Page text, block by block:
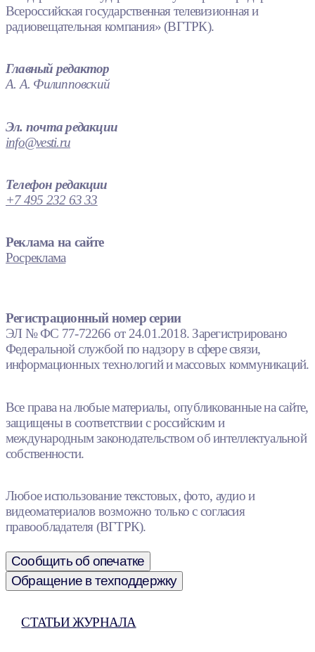
Всероссийская государственная телевизионная и
радиовещательная компания» (ВГТРК).
Главный редактор
А. А. Филипповский
Эл. почта редакции
info@vesti.ru
Телефон редакции
+7 495 232 63 33
Реклама на сайте
Росреклама
Регистрационный номер серии
ЭЛ № ФС 77-72266 от 24.01.2018. Зарегистрировано
Федеральной службой по надзору в сфере связи,
информационных технологий и массовых коммуникаций.
Все права на любые материалы, опубликованные на сайте,
защищены в соответствии с российским и
международным законодательством об интеллектуальной
собственности.
Любое использование текстовых, фото, аудио и
видеоматериалов возможно только с согласия
правообладателя (ВГТРК).
Сообщить об опечатке
Обращение в техподдержку
СТАТЬИ ЖУРНАЛА